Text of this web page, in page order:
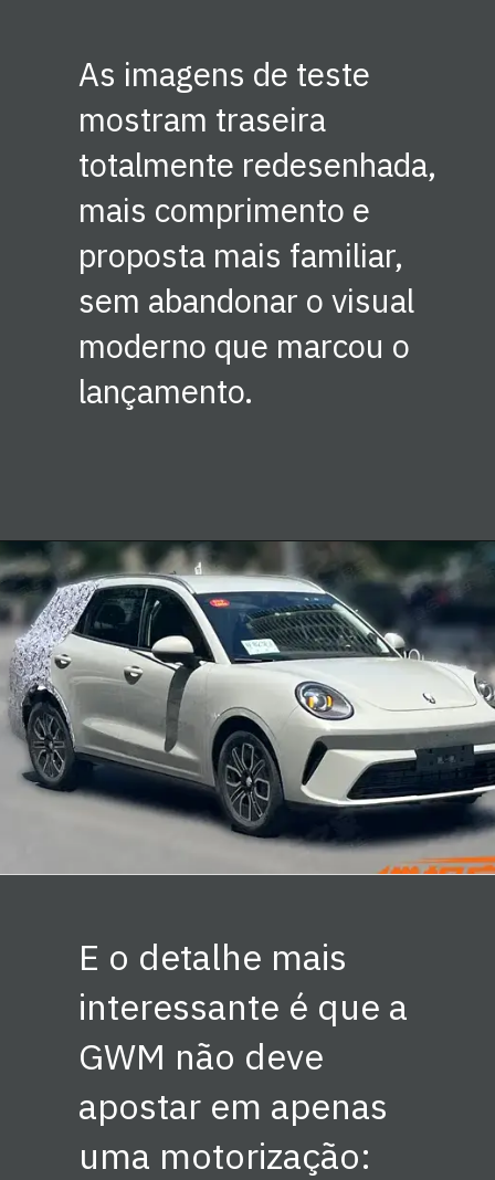
As imagens de teste
mostram traseira
totalmente redesenhada,
mais comprimento e
proposta mais familiar,
sem abandonar o visual
moderno que marcou o
E o detalhe mais
interessante é que a
GWM não deve
apostar em apenas
uma motorização: